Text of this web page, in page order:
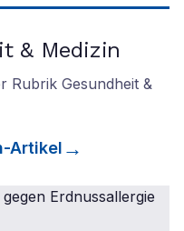
& Medizin
Rubrik Gesundheit &
-Artikel